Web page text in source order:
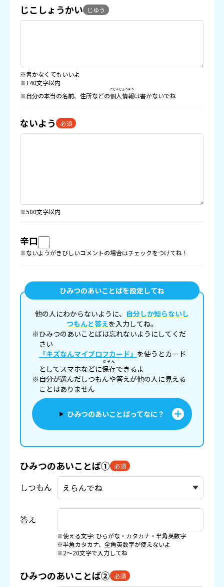
じこしょうかい じゆう
※書かなくてもいいよ
※140文字以内
※自分の本当の名前、住所などの個人情報
こじんじょうほう
は書かないでね
ないよう 必須
※500文字以内
辛口
※ないようがきびしいコメントの場合はチェックをつけてね！
ひみつのあいことばを設定してね
他の人にわからないように、 自分しか知らないし
つもんと答えを入力してね。
※ひみつのあいことばは忘れないようにしてくだ
さい
「キズなんマイプロフカード」 を使うとカード
としてスマホなどに保存
ほぞん
できるよ
※自分が選んだしつもんや答えが他の人に見える
ことはありません
ひみつのあいことばってなに？
ひみつのあいことば① 必須
しつもん
答え
※使える文字: ひらがな・カタカナ・半角英数字
※半角カタカナ、全角英数字が使えないよ
※2〜20文字で入力してね
ひみつのあいことば② 必須